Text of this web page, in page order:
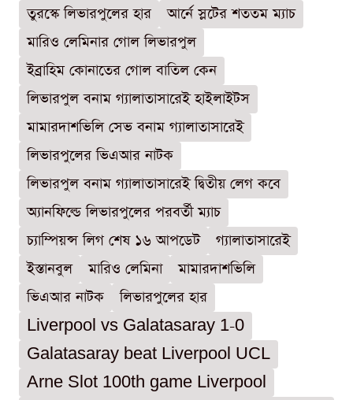
তুরস্কে লিভারপুলের হার
আর্নে স্লটের শততম ম্যাচ
মারিও লেমিনার গোল লিভারপুল
ইব্রাহিম কোনাতের গোল বাতিল কেন
লিভারপুল বনাম গ্যালাতাসারেই হাইলাইটস
মামারদাশভিলি সেভ বনাম গ্যালাতাসারেই
লিভারপুলের ভিএআর নাটক
লিভারপুল বনাম গ্যালাতাসারেই দ্বিতীয় লেগ কবে
অ্যানফিল্ডে লিভারপুলের পরবর্তী ম্যাচ
চ্যাম্পিয়ন্স লিগ শেষ ১৬ আপডেট
গ্যালাতাসারেই
ইস্তানবুল
মারিও লেমিনা
মামারদাশভিলি
ভিএআর নাটক
লিভারপুলের হার
Liverpool vs Galatasaray 1-0
Galatasaray beat Liverpool UCL
Arne Slot 100th game Liverpool